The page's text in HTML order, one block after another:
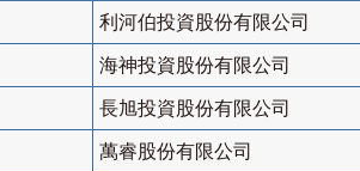
利河伯投資股份有限公司
海神投資股份有限公司
長旭投資股份有限公司
萬睿股份有限公司